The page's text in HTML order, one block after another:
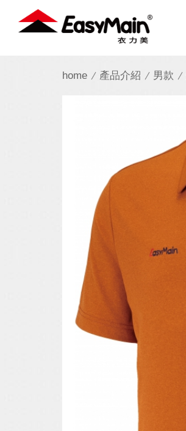
力
home 產品介紹 男款